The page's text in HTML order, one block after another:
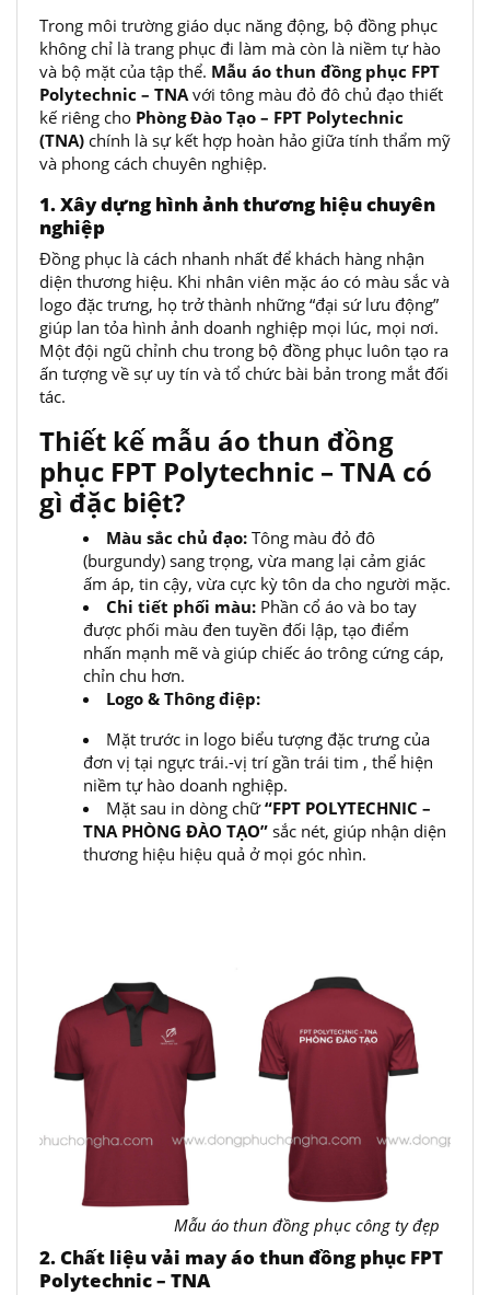
Trong môi trường giáo dục năng động, bộ đồng phục
không chỉ là trang phục đi làm mà còn là niềm tự hào
và bộ mặt của tập thể. Mẫu áo thun đồng phục FPT
Polytechnic – TNAvới tông màu đỏ đô chủ đạo thiết
kế riêng cho Phòng Đào Tạo – FPT Polytechnic
(TNA) chính là sự kết hợp hoàn hảo giữa tính thẩm mỹ
và phong cách chuyên nghiệp.
1. Xây dựng hình ảnh thương hiệu chuyên
nghiệp
Đồng phục là cách nhanh nhất để khách hàng nhận
diện thương hiệu. Khi nhân viên mặc áo có màu sắc và
logo đặc trưng, họ trở thành những “đại sứ lưu động”
giúp lan tỏa hình ảnh doanh nghiệp mọi lúc, mọi nơi.
Một đội ngũ chỉnh chu trong bộ đồng phục luôn tạo ra
ấn tượng về sự uy tín và tổ chức bài bản trong mắt đối
tác.
Thiết kế mẫu áo thun đồng
phục FPT Polytechnic – TNA có
gì đặc biệt?
Màu sắc chủ đạo: Tông màu đỏ đô
(burgundy) sang trọng, vừa mang lại cảm giác
ấm áp, tin cậy, vừa cực kỳ tôn da cho người mặc.
Chi tiết phối màu: Phần cổ áo và bo tay
được phối màu đen tuyền đối lập, tạo điểm
nhấn mạnh mẽ và giúp chiếc áo trông cứng cáp,
chỉn chu hơn.
Logo & Thông điệp:
Mặt trước in logo biểu tượng đặc trưng của
đơn vị tại ngực trái.-vị trí gần trái tim , thể hiện
niềm tự hào doanh nghiệp.
Mặt sau in dòng chữ“FPT POLYTECHNIC –
TNA PHÒNG ĐÀO TẠO” sắc nét, giúp nhận diện
thương hiệu hiệu quả ở mọi góc nhìn.
Mẫu áo thun đồng phục công ty đẹp
2. Chất liệu vải may áo thun đồng phục FPT
Polytechnic – TNA